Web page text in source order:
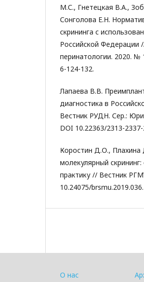
М.С., Гнетецкая В.А.,
Сонголова Е.Н.
скрининга с
Российской Федерации
перинатологии. 2020. №
6-124-132.
Лапаева В.В.
диагностика в
Вестник РУДН. Сер.:
DOI 10.22363/2313-
Коростин Д.О., Плахина
молекулярный
практику // Вестник
10.24075/brsmu.2019.036.
О нас